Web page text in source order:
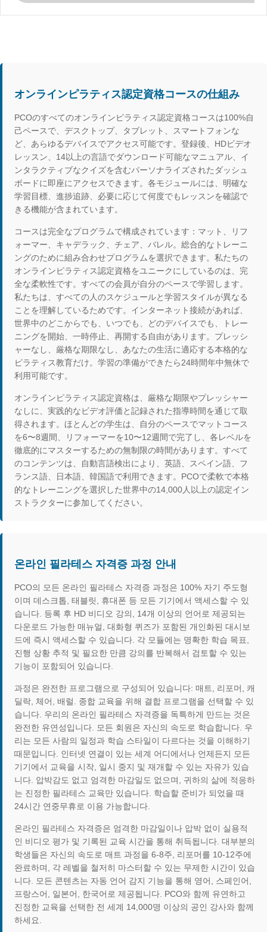
オンラインピラティス認定資格コースの仕組み
PCOのすべてのオンラインピラティス認定資格コースは100%自
己ペースで、デスクトップ、タブレット、スマートフォンな
ど、あらゆるデバイスでアクセス可能です。登録後、HDビデオ
レッスン、14以上の言語でダウンロード可能なマニュアル、イ
ンタラクティブなクイズを含むパーソナライズされたダッシュ
ボードに即座にアクセスできます。各モジュールには、明確な
学習目標、進捗追跡、必要に応じて何度でもレッスンを確認で
きる機能が含まれています。
コースは完全なプログラムで構成されています：マット、リフ
ォーマー、キャデラック、チェア、バレル。総合的なトレーニ
ングのために組み合わせプログラムを選択できます。私たちの
オンラインピラティス認定資格をユニークにしているのは、完
全な柔軟性です。すべての会員が自分のペースで学習します。
私たちは、すべての人のスケジュールと学習スタイルが異なる
ことを理解しているためです。インターネット接続があれば、
世界中のどこからでも、いつでも、どのデバイスでも、トレー
ニングを開始、一時停止、再開する自由があります。プレッシ
ャーなし、厳格な期限なし、あなたの生活に適応する本格的な
ピラティス教育だけ。学習の準備ができたら24時間年中無休で
利用可能です。
オンラインピラティス認定資格は、厳格な期限やプレッシャー
なしに、実践的なビデオ評価と記録された指導時間を通じて取
得されます。ほとんどの学生は、自分のペースでマットコース
を6〜8週間、リフォーマーを10〜12週間で完了し、各レベルを
徹底的にマスターするための無制限の時間があります。すべて
のコンテンツは、自動言語検出により、英語、スペイン語、フ
ランス語、日本語、韓国語で利用できます。PCOで柔軟で本格
的なトレーニングを選択した世界中の14,000人以上の認定イン
ストラクターに参加してください。
온라인 필라테스 자격증 과정 안내
PCO의 모든 온라인 필라테스 자격증 과정은 100% 자기 주도형
이며 데스크톱, 태블릿, 휴대폰 등 모든 기기에서 액세스할 수 있
습니다. 등록 후 HD 비디오 강의, 14개 이상의 언어로 제공되는
다운로드 가능한 매뉴얼, 대화형 퀴즈가 포함된 개인화된 대시보
드에 즉시 액세스할 수 있습니다. 각 모듈에는 명확한 학습 목표,
진행 상황 추적 및 필요한 만큼 강의를 반복해서 검토할 수 있는
기능이 포함되어 있습니다.
과정은 완전한 프로그램으로 구성되어 있습니다: 매트, 리포머, 캐
딜락, 체어, 배럴. 종합 교육을 위해 결합 프로그램을 선택할 수 있
습니다. 우리의 온라인 필라테스 자격증을 독특하게 만드는 것은
완전한 유연성입니다. 모든 회원은 자신의 속도로 학습합니다. 우
리는 모든 사람의 일정과 학습 스타일이 다르다는 것을 이해하기
때문입니다. 인터넷 연결이 있는 세계 어디에서나 언제든지 모든
기기에서 교육을 시작, 일시 중지 및 재개할 수 있는 자유가 있습
니다. 압박감도 없고 엄격한 마감일도 없으며, 귀하의 삶에 적응하
는 진정한 필라테스 교육만 있습니다. 학습할 준비가 되었을 때
24시간 연중무휴로 이용 가능합니다.
온라인 필라테스 자격증은 엄격한 마감일이나 압박 없이 실용적
인 비디오 평가 및 기록된 교육 시간을 통해 취득됩니다. 대부분의
학생들은 자신의 속도로 매트 과정을 6-8주, 리포머를 10-12주에
완료하며, 각 레벨을 철저히 마스터할 수 있는 무제한 시간이 있습
니다. 모든 콘텐츠는 자동 언어 감지 기능을 통해 영어, 스페인어,
프랑스어, 일본어, 한국어로 제공됩니다. PCO와 함께 유연하고
진정한 교육을 선택한 전 세계 14,000명 이상의 공인 강사와 함께
하세요.